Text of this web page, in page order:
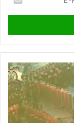
Posta
adresinizi
Çin,
Google’ı
Geçerek
Dünyanın
En
Güçlü